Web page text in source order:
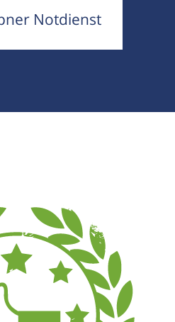
Notdienst